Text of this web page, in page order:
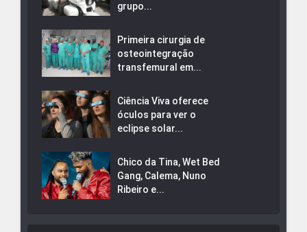
grupo...
Primeira cirurgia de
osteointegração
transfemural em...
Ciência Viva oferece
óculos para ver o
eclipse solar...
Chico da Tina, Wet Bed
Gang, Calema, Nuno
Ribeiro e...